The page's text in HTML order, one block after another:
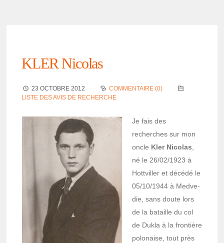
KLER Nico­las
23 OCTOBRE 2012
COMMENTAIRE (0)
LISTE DES AVIS DE RECHERCHE
Je fais des
recherches sur mon
oncle Kler Nico­las
né le 26/02/1923 à
Hott­vil­ler et décédé le
05/10/1944 à Medve­
die, sans doute lors
de la bataille du col
de Dukla à la fron­tière
polo­naise, tout près